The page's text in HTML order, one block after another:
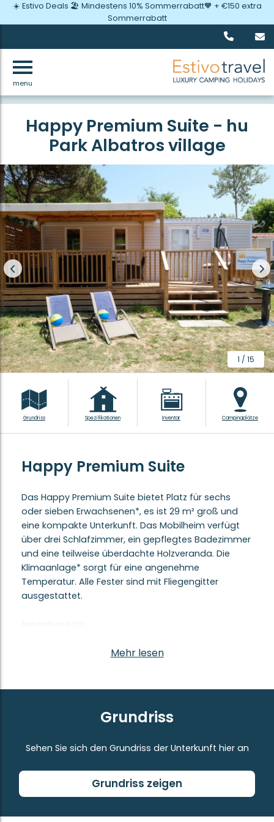
menu
☀️ Estivo Deals 🏖️ Mindestens 10% Sommerrabatt🧡 + €150 extra
Sommerrabatt
Zurück
Happy Premium Suite - hu
Park Albatros village
1 / 15
Grundriss Spezifikationen Inventar Campingplätze
Happy Premium Suite
Das Happy Premium Suite bietet Platz für sechs
oder sieben Erwachsenen*, es ist 29 m² groß und
eine kompakte Unterkunft. Das Mobilheim verfügt
über drei Schlafzimmer, ein gepflegtes Badezimmer
und eine teilweise überdachte Holzveranda. Die
Klimaanlage* sorgt für eine angenehme
Temperatur. Alle Fester sind mit Fliegengitter
ausgestattet.
helle und einladende Ausstrahlung. Die Sitzecke
Gasbrenner, einer Mikrowelle, einer
Dunstabzugshaube, einem Kühlschrank mit
Kücheninventar ausgestattet. Das Schlafsofa ist für
Mehr lesen
Grundriss
Sehen Sie sich den Grundriss der Unterkunft hier an
Grundriss zeigen